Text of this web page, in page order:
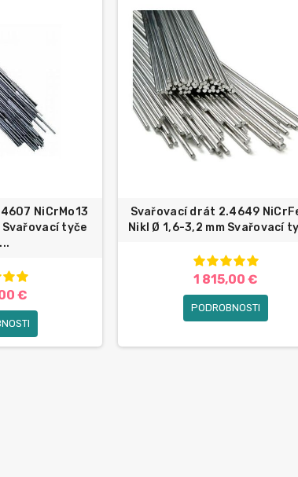
NiCrMo13
Svařovací tyče
€
Svařovací drát 2.4649
Nikl Ø 1,6-3,2 mm Svařovací
1 815,00 €
PODROBNOSTI